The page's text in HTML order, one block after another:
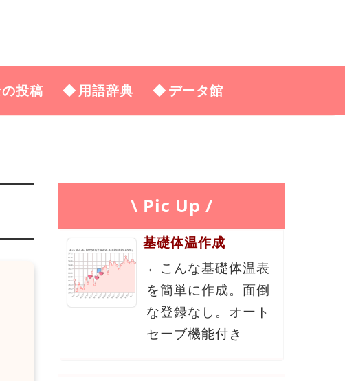
投稿 用語辞典 データ館
\ Pic Up /
基礎体温作成
←こんな基礎体温表
を簡単に作成。面倒
な登録なし。オート
セーブ機能付き